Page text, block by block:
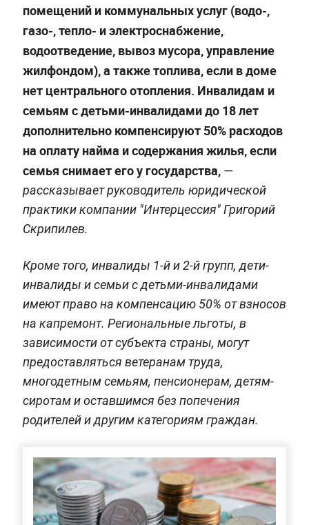
помещений и коммунальных услуг (водо-,
газо-, тепло- и электроснабжение,
водоотведение, вывоз мусора, управление
жилфондом), а также топлива, если в доме
нет центрального отопления. Инвалидам и
семьям с детьми-инвалидами до 18 лет
дополнительно компенсируют 50% расходов
на оплату найма и содержания жилья, если
семья снимает его у государства, —
рассказывает руководитель юридической
практики компании "Интерцессия" Григорий
Скрипилев.
Кроме того, инвалиды 1-й и 2-й групп, дети-
инвалиды и семьи с детьми-инвалидами
имеют право на компенсацию 50% от взносов
на капремонт. Региональные льготы, в
зависимости от субъекта страны, могут
предоставляться ветеранам труда,
многодетным семьям, пенсионерам, детям-
сиротам и оставшимся без попечения
родителей и другим категориям граждан.